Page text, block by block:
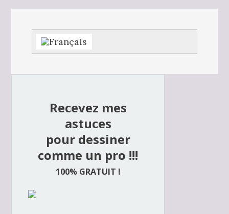
latérale
principale
Recevez mes
astuces
pour dessiner
comme un pro !!!
100% GRATUIT !